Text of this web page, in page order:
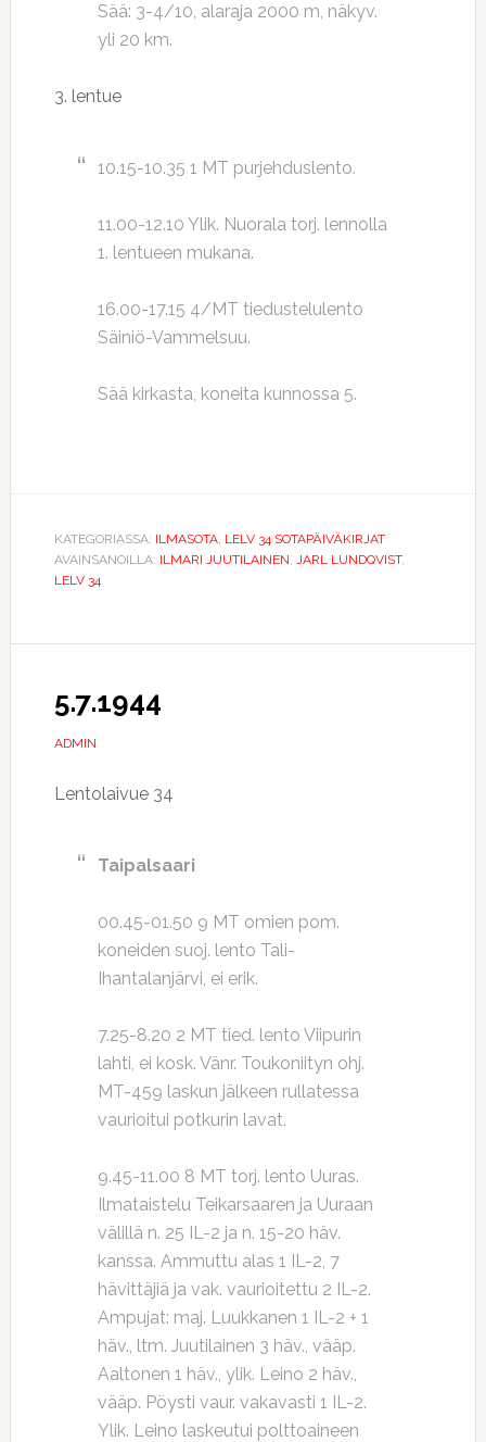
Sää: 3-4/10, alaraja 2000 m, näkyv.
yli 20 km.
3. lentue
10.15-10.35 1 MT purjehduslento.
11.00-12.10 Ylik. Nuorala torj. lennolla
1. lentueen mukana.
16.00-17.15 4/MT tiedustelulento
Säiniö-Vammelsuu.
Sää kirkasta, koneita kunnossa 5.
KATEGORIASSA: ILMASOTA, LELV 34 SOTAPÄIVÄKIRJAT
AVAINSANOILLA: ILMARI JUUTILAINEN, JARL LUNDQVIST,
LELV 34
5.7.1944
ADMIN
Lentolaivue 34
Taipalsaari
00.45-01.50 9 MT omien pom.
koneiden suoj. lento Tali-
Ihantalanjärvi, ei erik.
7.25-8.20 2 MT tied. lento Viipurin
lahti, ei kosk. Vänr. Toukoniityn ohj.
MT-459 laskun jälkeen rullatessa
vaurioitui potkurin lavat.
9.45-11.00 8 MT torj. lento Uuras.
Ilmataistelu Teikarsaaren ja Uuraan
välillä n. 25 IL-2 ja n. 15-20 häv.
kanssa. Ammuttu alas 1 IL-2, 7
hävittäjiä ja vak. vaurioitettu 2 IL-2.
Ampujat: maj. Luukkanen 1 IL-2 + 1
häv., ltm. Juutilainen 3 häv., vääp.
Aaltonen 1 häv., ylik. Leino 2 häv.,
vääp. Pöysti vaur. vakavasti 1 IL-2.
Ylik. Leino laskeutui polttoaineen